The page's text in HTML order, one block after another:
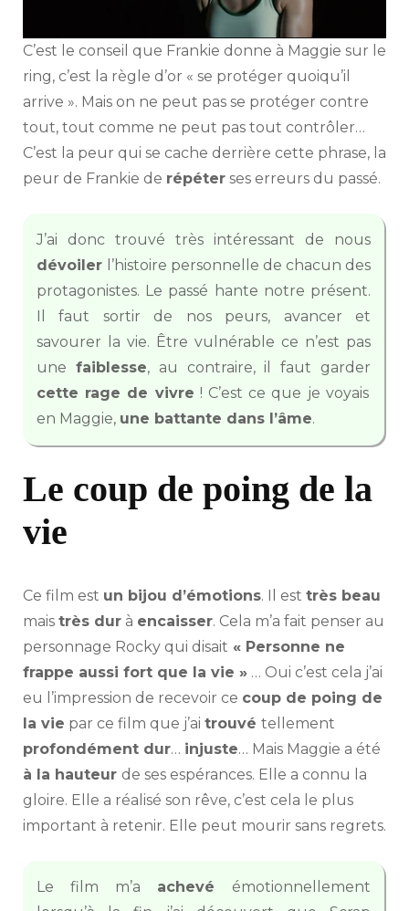
C’est le conseil que Frankie donne à Maggie sur le
ring, c’est la règle d’or « se protéger quoiqu’il
arrive ». Mais on ne peut pas se protéger contre
tout, tout comme ne peut pas tout contrôler…
C’est la peur qui se cache derrière cette phrase, la
peur de Frankie de répéter ses erreurs du passé.
J’ai donc trouvé très intéressant de nous
dévoiler l’histoire personnelle de chacun des
protagonistes. Le passé hante notre présent.
Il faut sortir de nos peurs, avancer et
savourer la vie. Être vulnérable ce n’est pas
une faiblesse, au contraire, il faut garder
cette rage de vivre ! C’est ce que je voyais
en Maggie, une battante dans l’âme.
Le coup de poing de la
vie
Ce film est un bijou d’émotions. Il est très beau
mais très dur à encaisser. Cela m’a fait penser au
personnage Rocky qui disait « Personne ne
frappe aussi fort que la vie » … Oui c’est cela j’ai
eu l’impression de recevoir ce coup de poing de
la vie par ce film que j’ai trouvé tellement
profondément dur… injuste… Mais Maggie a été
à la hauteur de ses espérances. Elle a connu la
gloire. Elle a réalisé son rêve, c’est cela le plus
important à retenir. Elle peut mourir sans regrets.
Le film m’a achevé émotionnellement